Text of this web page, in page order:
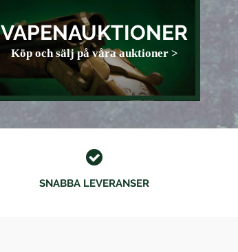
VAPENAUKTIONER
Köp och sälj på våra auktioner >
SNABBA LEVERANSER